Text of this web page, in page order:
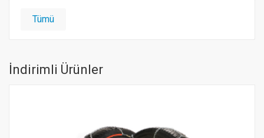
Tümü
İndirimli Ürünler